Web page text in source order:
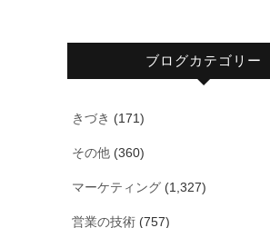
ブログカテゴリー
きづき (171)
その他 (360)
マーケティング (1,327)
営業の技術 (757)